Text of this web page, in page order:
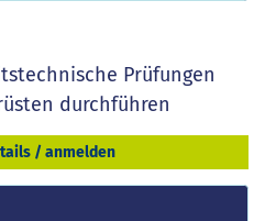
Prüfungen
durchführen
/ anmelden